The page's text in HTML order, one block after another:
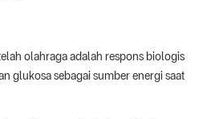
olahraga adalah respons biologis
glukosa sebagai sumber energi saat